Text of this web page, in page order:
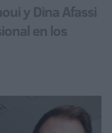
y Dina Afassi
en los